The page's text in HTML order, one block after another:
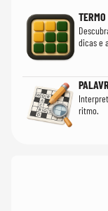
TERMO
dicas e
ritmo.